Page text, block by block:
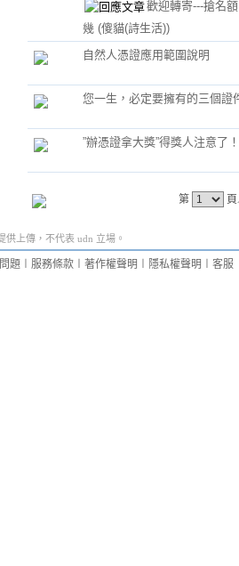
歡迎轉寄---搶名
幾 (傻貓(詩生活))
自然人憑證應用範圍說明
您一生，必定要擁有的三個證
”辦憑證拿大獎”得獎人注意了！
第
上傳，不代表 udn 立場。
題 服務條款 著作權聲明 隱私權聲明 客服